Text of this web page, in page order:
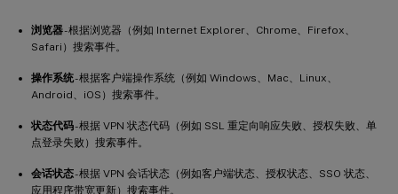
浏览器- 根据浏览器（例如 Internet Explorer、Chrome、Firefox、
Safari）搜索事件。
操作系统- 根据客户端操作系统（例如 Windows、Mac、Linux、
Android、iOS）搜索事件。
状态代码- 根据 VPN 状态代码（例如 SSL 重定向响应失败、授权失败、单
点登录失败）搜索事件。
会话状态- 根据 VPN 会话状态（例如客户端状态、授权状态、SSO 状态、
应用程序带宽更新）搜索事件。